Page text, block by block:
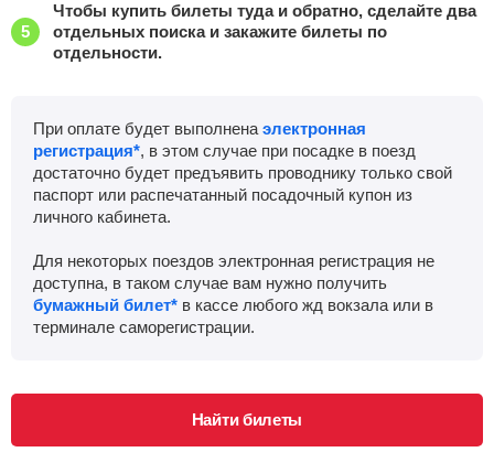
Чтобы купить билеты туда и обратно, сделайте два
отдельных поиска и закажите билеты по
отдельности.
При оплате будет выполнена электронная
регистрация*, в этом случае при посадке в поезд
достаточно будет предъявить проводнику только свой
паспорт или распечатанный посадочный купон из
личного кабинета.
Для некоторых поездов электронная регистрация не
доступна, в таком случае вам нужно получить
бумажный билет* в кассе любого жд вокзала или в
терминале саморегистрации.
Найти билеты